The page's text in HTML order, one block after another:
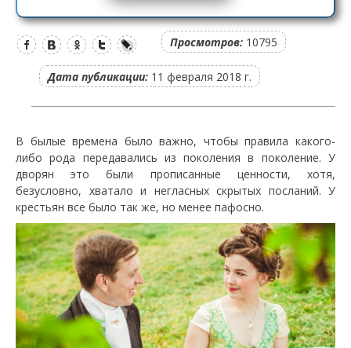
Просмотров: 10795
Дата публикации: 11 февраля 2018 г.
В былые времена было важно, чтобы правила какого-
либо рода передавались из поколения в поколение. У
дворян это были прописанные ценности, хотя,
безусловно, хватало и негласных скрытых посланий. У
крестьян все было так же, но менее пафосно.